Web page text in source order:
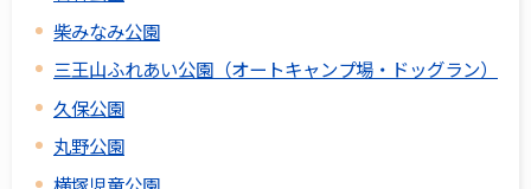
柴みなみ公園
三王山ふれあい公園（オートキャンプ場・ドッグラン）
久保公園
丸野公園